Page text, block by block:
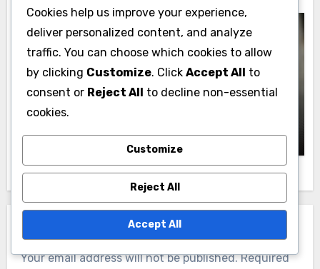
Usos Creativos de Productos Gourmet
Salsas Artesanales: Marinados,
Aderezos, Acompañamientos
Leave a Reply
Your email address will not be published. Required
Cookies help us improve your experience,
deliver personalized content, and analyze
traffic. You can choose which cookies to allow
by clicking Customize. Click Accept All to
consent or Reject All to decline non-essential
cookies.
Customize
Reject All
Accept All